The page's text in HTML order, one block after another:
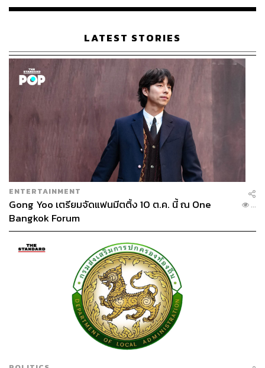
เรือนไทยที่ถูกซุกไว้
LATEST STORIES
ENTERTAINMENT
Gong Yoo เตรียมจัดแฟนมีตติ้ง 10 ต.ค. นี้ ณ One
Bangkok Forum
...